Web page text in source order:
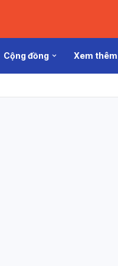
Cộng đồng Xem thêm